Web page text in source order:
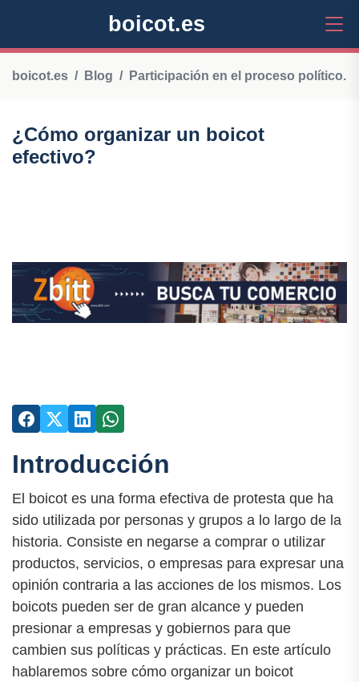
boicot.es
boicot.es Blog Participación en el proceso político.
¿Cómo organizar un boicot
efectivo?
Introducción
El boicot es una forma efectiva de protesta que ha
sido utilizada por personas y grupos a lo largo de la
historia. Consiste en negarse a comprar o utilizar
productos, servicios, o empresas para expresar una
opinión contraria a las acciones de los mismos. Los
boicots pueden ser de gran alcance y pueden
presionar a empresas y gobiernos para que
cambien sus políticas y prácticas. En este artículo
hablaremos sobre cómo organizar un boicot